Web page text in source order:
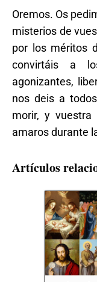
Oremos. Os
misterios de
por los méritos
convirtáis a
agonizantes,
nos deis a
morir, y
amaros durante
Artículos